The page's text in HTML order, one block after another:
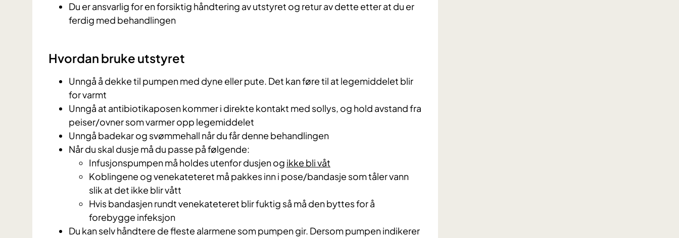
Du er ansvarlig for en forsiktig håndtering av utstyret og retur av dette etter at du er
ferdig med behandlingen
Hvordan bruke utstyret
Unngå å dekke til pumpen med dyne eller pute. Det kan føre til at legemiddelet blir
for varmt
Unngå at antibiotikaposen kommer i direkte kontakt med sollys, og hold avstand fra
peiser/ovner som varmer opp legemiddelet
Unngå badekar og svømmehall når du får denne behandlingen
Når du skal dusje må du passe på følgende:
Infusjonspumpen må holdes utenfor dusjen og ikke bli våt
Koblingene og venekateteret må pakkes inn i pose/bandasje som tåler vann
slik at det ikke blir vått
Hvis bandasjen rundt venekateteret blir fuktig så må den byttes for å
forebygge infeksjon
Du kan selv håndtere de fleste alarmene som pumpen gir. Dersom pumpen indikerer